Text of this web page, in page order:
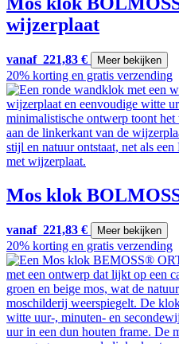
wijzerplaat
vanaf 221,83 € Meer bekijken
20% korting en gratis verzending
Mos klok
vanaf 221,83 € Meer bekijken
20% korting en gratis verzending